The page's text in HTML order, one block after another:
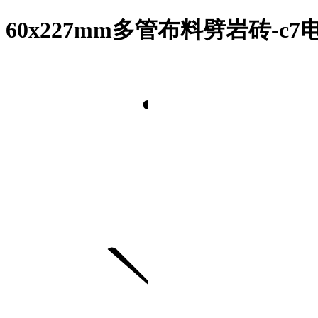
60x227mm多管布料劈岩砖-c7